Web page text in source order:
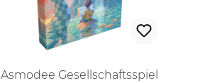
Asmodee Gesellschaftsspiel